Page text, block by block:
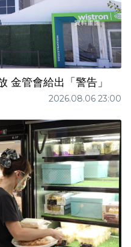
金管會給出「警告」
2026.08.06 23:00